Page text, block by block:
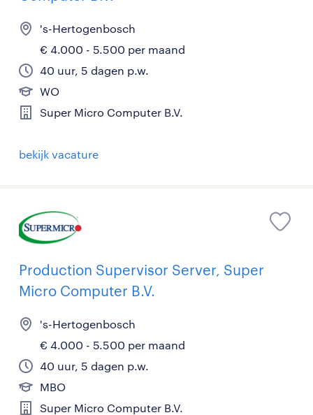
's-Hertogenbosch
€ 4.000 - 5.500 per maand
40 uur, 5 dagen p.w.
WO
Super Micro Computer B.V.
bekijk vacature
Production Supervisor Server, Super
Micro Computer B.V.
's-Hertogenbosch
€ 4.000 - 5.500 per maand
40 uur, 5 dagen p.w.
MBO
Super Micro Computer B.V.